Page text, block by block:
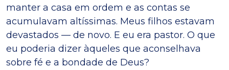
manter a casa em ordem e as contas se
acumulavam altíssimas. Meus filhos estavam
devastados — de novo. E eu era pastor. O que
eu poderia dizer àqueles que aconselhava
sobre fé e a bondade de Deus?